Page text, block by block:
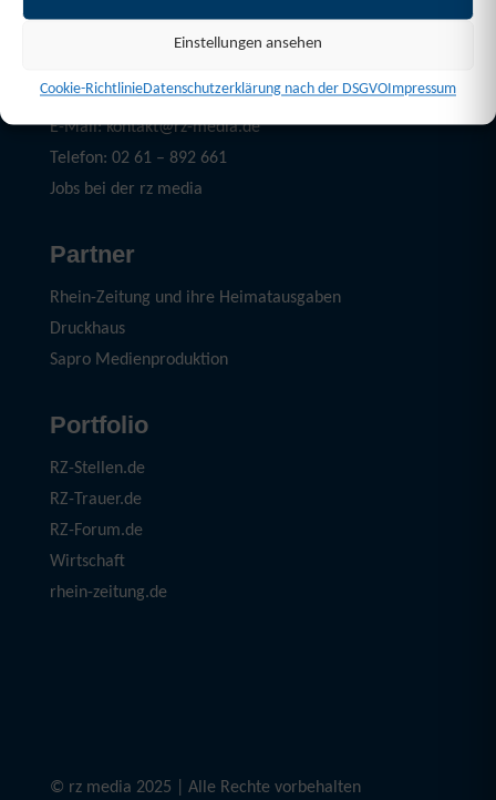
Einstellungen ansehen
Cookie-RichtlinieDatenschutzerklärung nach der DSGVOImpressum
Mediadaten Download
E-Mail: kontakt@rz-media.de
Telefon: 02 61 – 892 661
Jobs bei der rz media
Partner
Rhein-Zeitung und ihre Heimatausgaben
Druckhaus
Sapro Medienproduktion
Portfolio
RZ-Stellen.de
RZ-Trauer.de
RZ-Forum.de
Wirtschaft
rhein-zeitung.de
© rz media 2025 | Alle Rechte vorbehalten